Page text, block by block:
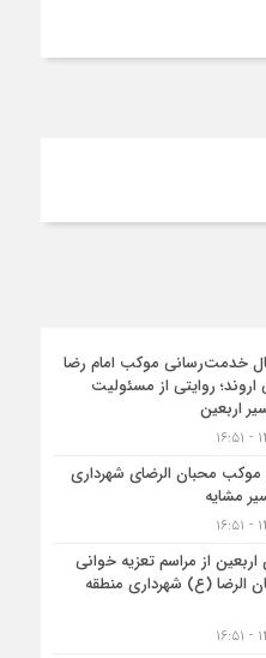
خدمت‌رسانی موکب امام رضا
روایتی از مسئولیت
اربعین
محبان الرضای شهرداری
اربعین از مراسم تعزیه خوانی
الرضا (ع) شهرداری منطقه